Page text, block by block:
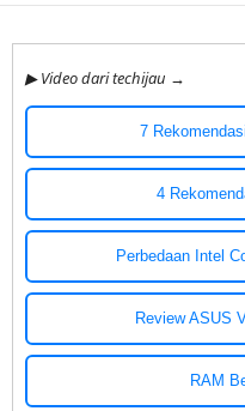
▶ Video dari techijau →
7
4
Perbedaan Intel
Review ASUS
RAM